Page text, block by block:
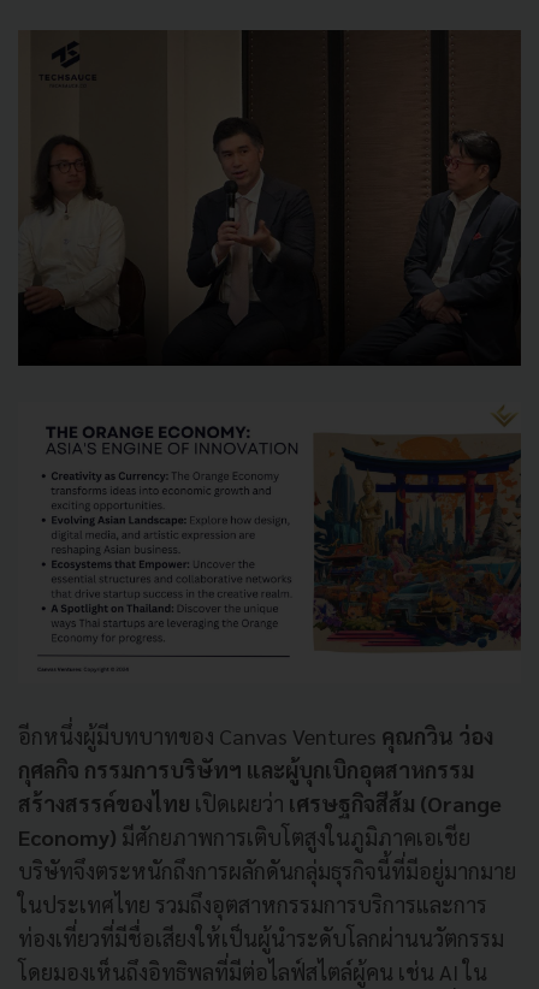
อีกหนึ่งผู้มีบทบาทของ Canvas Ventures คุณกวิน ว่อง
กุศลกิจ กรรมการบริษัทฯ และผู้บุกเบิกอุตสาหกรรม
สร้างสรรค์ของไทย เปิดเผยว่า เศรษฐกิจสีส้ม (Orange
Economy) มีศักยภาพการเติบโตสูงในภูมิภาคเอเชีย
บริษัทจึงตระหนักถึงการผลักดันกลุ่มธุรกิจนี้ที่มีอยู่มากมาย
ในประเทศไทย รวมถึงอุตสาหกรรมการบริการและการ
ท่องเที่ยวที่มีชื่อเสียงให้เป็นผู้นำระดับโลกผ่านนวัตกรรม
โดยมองเห็นถึงอิทธิพลที่มีต่อไลฟ์สไตล์ผู้คน เช่น AI ใน